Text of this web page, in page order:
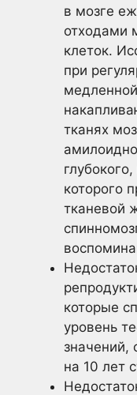
в мозге
отходами
клеток.
при
тканях
которого
тканевой
которые
уровень
значений,
на 10 лет